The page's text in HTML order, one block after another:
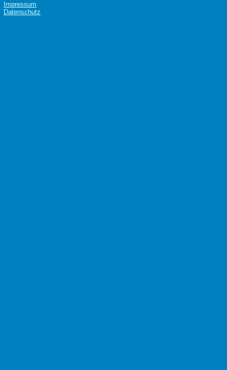
Impressum
Datenschutz